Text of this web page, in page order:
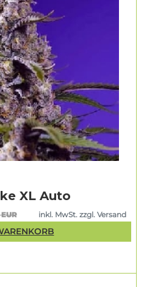
XL Auto
inkl. MwSt. zzgl. Versand